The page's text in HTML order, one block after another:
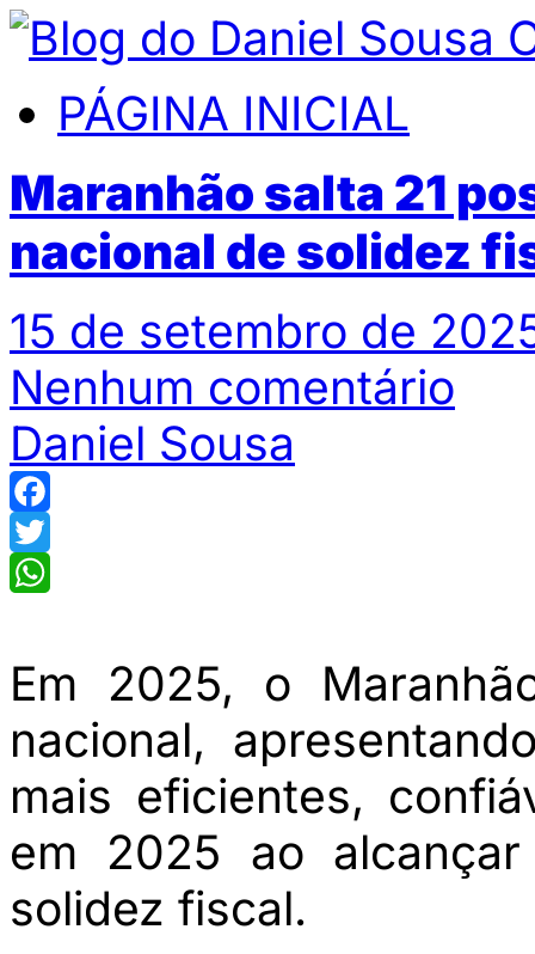
PÁGINA INICIAL
Maranhão salta 21
nacional de solidez
15 de setembro de
Nenhum comentário
Daniel Sousa
Facebook
Twitter
Em 2025, o
nacional,
mais eficientes,
em 2025 ao
solidez fiscal.